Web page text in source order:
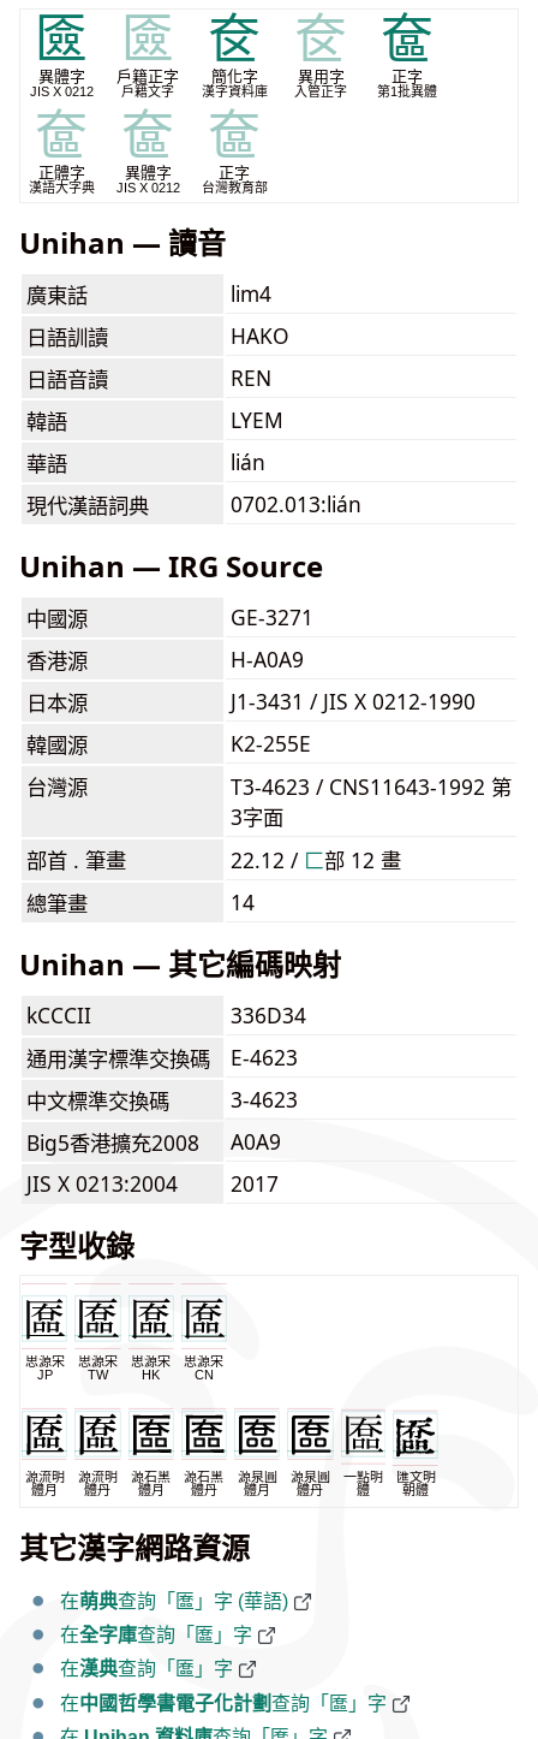
匳
異體字
JIS X 0212
匳
戶籍正字
戶籍文字
奁
簡化字
漢字資料庫
奁
異用字
入管正字
奩
正字
第1批異體
奩
正體字
漢語大字典
奩
異體字
JIS X 0212
奩
正字
台灣教育部
Unihan — 讀音
廣東話
lim4
日語訓讀
HAKO
日語音讀
REN
韓語
LYEM
華語
lián
現代漢語詞典
0702.013:lián
Unihan — IRG Source
中國源
GE-3271
香港源
H-A0A9
日本源
J1-3431 / JIS X 0212-1990
韓國源
K2-255E
台灣源
T3-4623 / CNS11643-1992 第
3字面
部首 . 筆畫
22.12 / ⼕部 12 畫
總筆畫
14
Unihan — 其它編碼映射
kCCCII
336D34
通用漢字標準交換碼
E-4623
中文標準交換碼
3-4623
Big5香港擴充2008
A0A9
JIS X 0213:2004
2017
字型收錄
思源宋
JP
思源宋
TW
思源宋
HK
思源宋
CN
源流明
體月
源流明
體丹
源石黑
體月
源石黑
體丹
源泉圓
體月
源泉圓
體丹
一點明
體
匯文明
朝體
其它漢字網路資源
在萌典查詢「匲」字 (華語)
在全字庫查詢「匲」字
在漢典查詢「匲」字
在中國哲學書電子化計劃查詢「匲」字